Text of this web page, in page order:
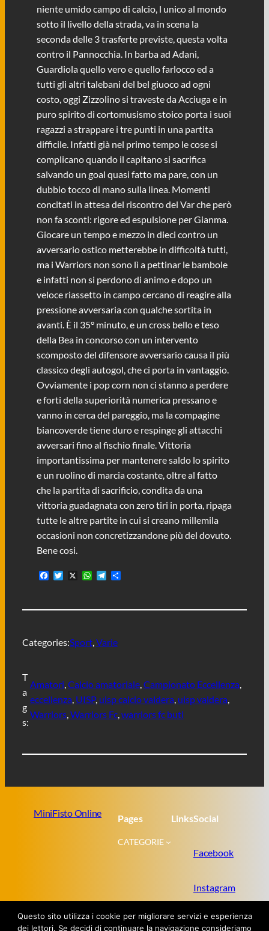
niente umido campo di calcio, l unico al mondo
sotto il livello della strada, va in scena la
seconda delle 3 trasferte previste, questa volta
contro il Pannocchia. In barba ad Adani,
Guardiola quello vero e quello farlocco ed a
tutti gli altri talebani del bel giuoco ad ogni
costo, oggi Zizzolino si traveste da Acciuga e in
puro spirito di cortomusismo stoico porta i suoi
ragazzi a strappare i tre punti in una partita
difficile. Infatti già nel primo tempo le cose si
complicano quando il capitano si sacrifica
salvando un goal quasi fatto ma pare, con un
dubbio tocco di mano sulla linea. Momenti
concitati in attesa del riscontro del Var che però
non fa sconti: rigore ed espulsione per Gianma.
Giocare un tempo e mezzo in dieci contro un
avversario ostico metterebbe in difficoltà tutti,
ma i Warriors non sono lì a pettinar le bambole
e infatti non si perdono di animo e dopo un
veloce riassetto in campo cercano di reagire alla
pressione avversaria con qualche sortita in
avanti. È il 35° minuto, e un cross bello e teso
della Bea in concorso con un intervento
scomposto del difensore avversario causa il più
classico degli autogol, che ci porta in vantaggio.
Ovviamente i pop corn non ci stanno a perdere
e forti della superiorità numerica pressano e
vanno in cerca del pareggio, ma la compagine
biancoverde tiene duro e respinge gli attacchi
avversari fino al fischio finale. Vittoria
importantissima per mantenere saldo lo spirito
e un ruolino di marcia costante, oltre al fatto
che la partita di sacrificio, condita da una
vittoria guadagnata con zero tiri in porta, ripaga
tutte le altre partite in cui si creano millemila
occasioni non concretizzandone più del dovuto.
Bene cosi.
F
b
k
T
t
X
W
s
p
T
g
m
C
i
Categories:Sport, Varie
T
a
g
s:
Amatori, Calcio amatoriale, Campionato Eccellenza,
eccellenza, UISP, uisp calcio valdera, uisp valdera,
Warriors, Warriors Fc, warriors fc buti
MiniFisto Online Pages
CATEGORIE
LinksSocial
Facebook
Instagram
Twitter
Questo sito utilizza i cookie per migliorare servizi e esperienza
dei lettori. Se decidi di continuare la navigazione consideriamo